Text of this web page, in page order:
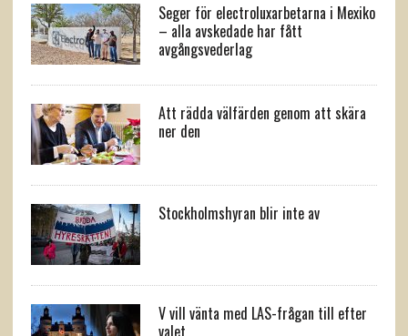
Seger för electroluxarbetarna i Mexiko
– alla avskedade har fått
avgångsvederlag
Att rädda välfärden genom att skära
ner den
Stockholmshyran blir inte av
V vill vänta med LAS-frågan till efter
valet